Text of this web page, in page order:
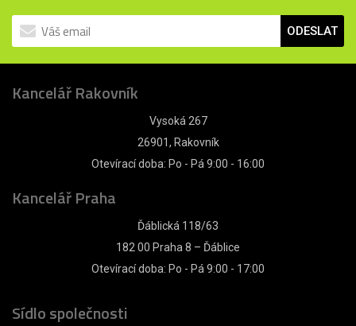
ODESLAT
Kancelář Rakovník
Vysoká 267
26901, Rakovník
Otevírací doba: Po - Pá 9:00 - 16:00
Kancelář Praha
Ďáblická 118/63
182 00 Praha 8 – Ďáblice
Otevírací doba: Po - Pá 9:00 - 17:00
Sídlo společnosti